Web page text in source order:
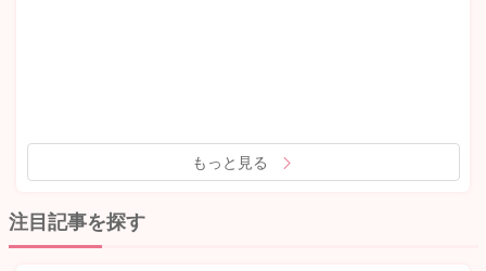
もっと見る
注目記事を探す